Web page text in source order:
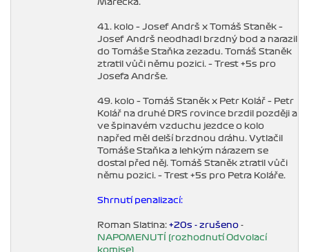
Marečka.
41. kolo – Josef Andrš x Tomáš Staněk –
Josef Andrš neodhadl brzdný bod a narazil
do Tomáše Staňka zezadu. Tomáš Staněk
ztratil vůči němu pozici. – Trest +5s pro
Josefa Andrše.
49. kolo – Tomáš Staněk x Petr Kolář – Petr
Kolář na druhé DRS rovince brzdil později a
ve špinavém vzduchu jezdce o kolo
napřed měl delší brzdnou dráhu. Vytlačil
Tomáše Staňka a lehkým nárazem se
dostal před něj. Tomáš Staněk ztratil vůči
němu pozici. – Trest +5s pro Petra Koláře.
Shrnutí penalizací:
Roman Slatina: +20s - zrušeno -
NAPOMENUTÍ (rozhodnutí Odvolací
komise)